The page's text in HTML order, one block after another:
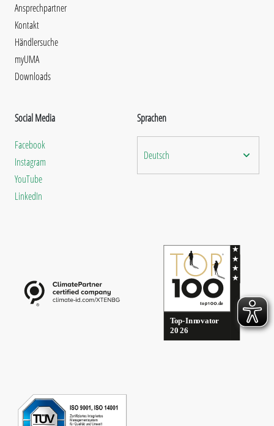
Ansprechpartner
Kontakt
Händlersuche
myUMA
Downloads
Social Media
Facebook
Instagram
YouTube
LinkedIn
Sprachen
Deutsch